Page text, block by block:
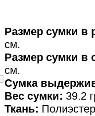
Размер сумки в
см.
Размер сумки
см.
Cумка
Вес сумки: 39.2
Ткань: Полиэстер